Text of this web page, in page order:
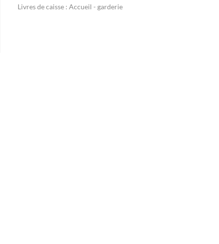
Livres de caisse : Accueil - garderie